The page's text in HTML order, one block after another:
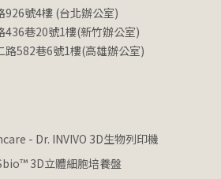
926號4樓 (台北辦公室)
436巷20號1樓(新竹辦公室)
路582巷6號1樓(高雄辦公室)
- Dr. INVIVO 3D生物列印機
3D立體細胞培養盤